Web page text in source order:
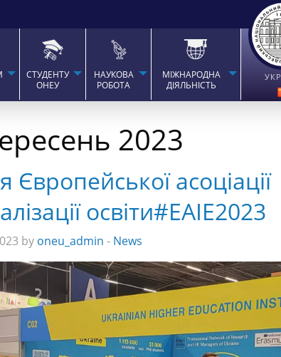
СТУДЕНТУ
ОНЕУ
НАУКОВА
РОБОТА
МІЖНАРОДНА
ДІЯЛЬНІСТЬ
УКР
2023
Європейської асоціації
освіти#EAIE2023
by oneu_admin - News